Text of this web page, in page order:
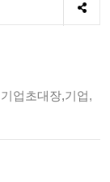
업초대장,기업,